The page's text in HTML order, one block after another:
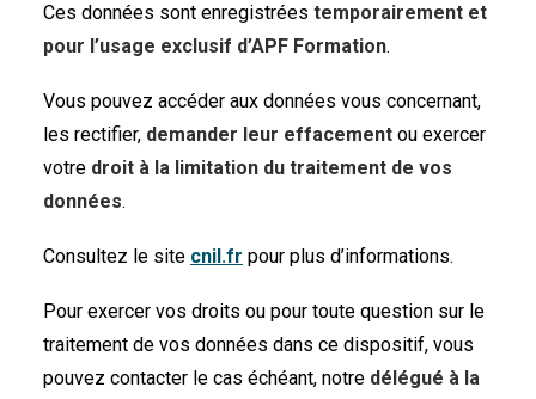
Ces données sont enregistrées temporairement et
pour l’usage exclusif d’APF Formation.
Vous pouvez accéder aux données vous concernant,
les rectifier, demander leur effacement ou exercer
votre droit à la limitation du traitement de vos
données.
Consultez le site cnil.fr pour plus d’informations.
Pour exercer vos droits ou pour toute question sur le
traitement de vos données dans ce dispositif, vous
pouvez contacter le cas échéant, notre délégué à la